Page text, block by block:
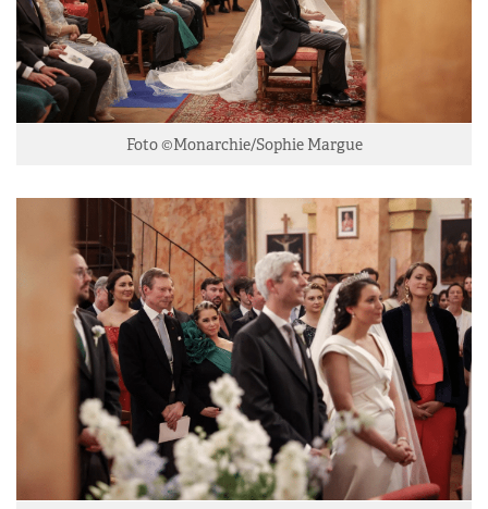
Foto ©Monarchie/Sophie Margue